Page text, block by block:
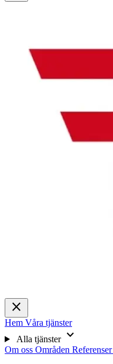
close
Hem Våra tjänster
Alla tjänster expand_more
Om oss Områden Referenser